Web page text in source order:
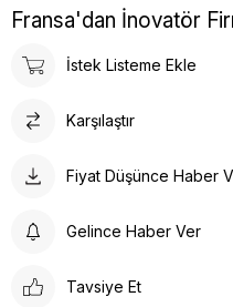
Fransa'dan İnovatör
İstek Listeme Ekle
Karşılaştır
Fiyat Düşünce Haber
Gelince Haber Ver
Tavsiye Et